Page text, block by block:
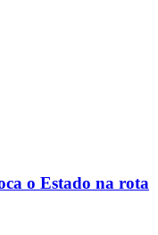
o Estado na rota